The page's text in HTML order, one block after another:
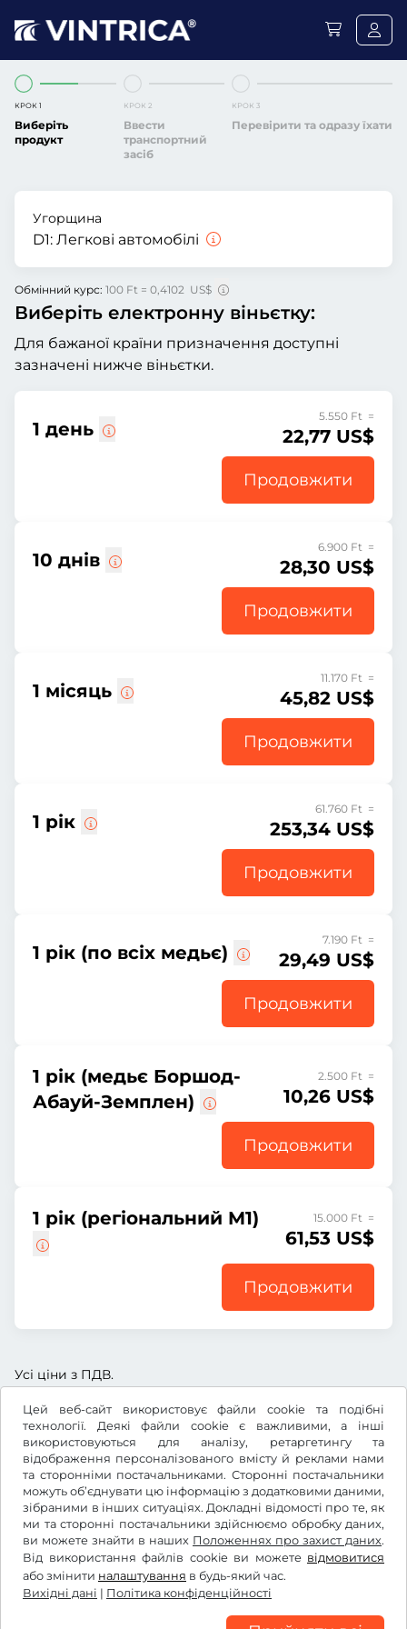
Цей веб-сайт використовує файли cookie та подібні
технології. Деякі файли cookie є важливими, а інші
використовуються для аналізу, ретаргетингу та
відображення персоналізованого вмісту й реклами нами
та сторонніми постачальниками. Сторонні постачальники
можуть об’єднувати цю інформацію з додатковими даними,
зібраними в інших ситуаціях. Докладні відомості про те, як
ми та сторонні постачальники здійснюємо обробку даних,
ви можете знайти в наших Положеннях про захист даних.
Від використання файлів cookie ви можете відмовитися
або змінити налаштування в будь-який час.
Вихідні дані | Політика конфіденційності
КРОК 1
Виберіть
продукт
КРОК 2
Ввести
транспортний
засіб
КРОК 3
Перевірити та одразу їхати
Угорщина
D1: Легкові автомобілі
Обмінний курс: 100 Ft = 0,4102 US$
Виберіть електронну віньєтку:
Для бажаної країни призначення доступні
зазначені нижче віньєтки.
1 день
5.550 Ft =
22,77 US$
Продовжити
10 днів
6.900 Ft =
28,30 US$
Продовжити
1 місяць
11.170 Ft =
45,82 US$
Продовжити
1 рік
61.760 Ft =
253,34 US$
Продовжити
1 рік (по всіх медьє)
7.190 Ft =
29,49 US$
Продовжити
1 рік (медьє Боршод-
Абауй-Земплен)
2.500 Ft =
10,26 US$
Продовжити
1 рік (регіональний M1) 15.000 Ft =
61,53 US$
Продовжити
Усі ціни з ПДВ.
US$USD
Facebook Instagram
Умови та положення /право на відкликання
Політика конфіденційності
Вихідні дані